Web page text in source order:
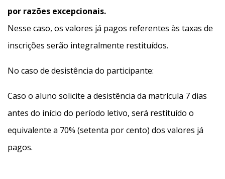
por razões excepcionais.
Nesse caso, os valores já pagos referentes às taxas de
inscrições serão integralmente restituídos.
No caso de desistência do participante:
Caso o aluno solicite a desistência da matrícula 7 dias
antes do início do período letivo, será restituído o
equivalente a 70% (setenta por cento) dos valores já
pagos.